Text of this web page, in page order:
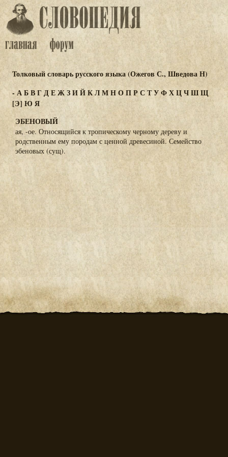
Толковый словарь русского языка (Ожегов С., Шведова Н)
-АБВГДЕЖЗИЙКЛМНОПР СТУФХЦЧШЩ
[Э] ЮЯ
ЭБЕНОВЫЙ
ая, -ое. Относящийся к тропическому черному дереву и
родственным ему породам с ценной древесиной. Семейство
эбеновых (сущ).